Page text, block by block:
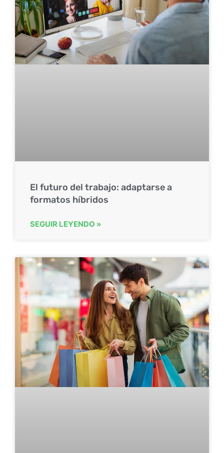
El futuro del trabajo: adaptarse a
formatos híbridos
SEGUIR LEYENDO »